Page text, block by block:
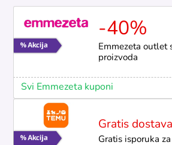
-40%
Emmezeta outlet
proizvoda
Svi Emmezeta kuponi
Gratis dostava
Gratis isporuka